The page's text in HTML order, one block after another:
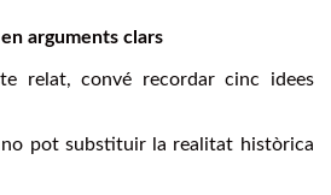
arguments clars
relat, convé recordar cinc idees
pot substituir la realitat històrica